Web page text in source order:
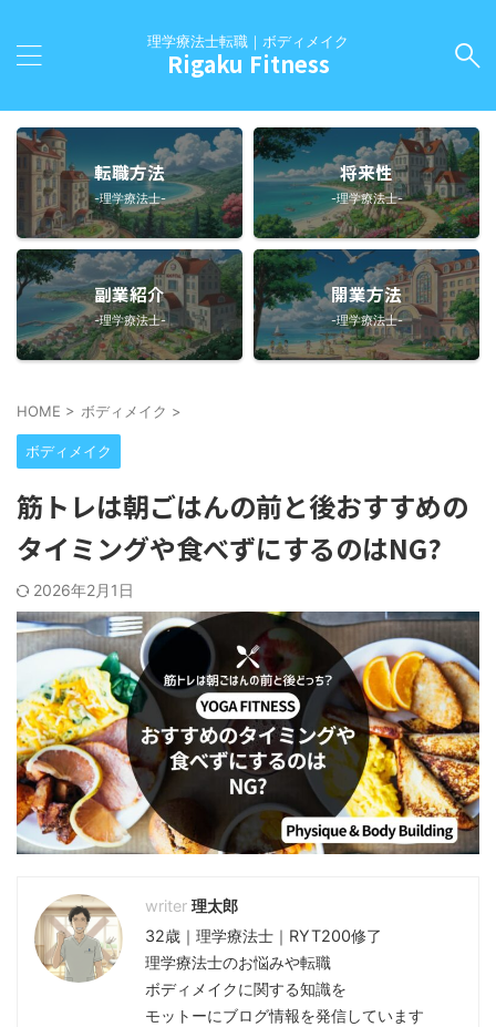
理学療法士転職｜ボディメイク
Rigaku Fitness
転職方法
-理学療法士-
将来性
-理学療法士-
副業紹介
-理学療法士-
開業方法
-理学療法士-
HOME > ボディメイク >
ボディメイク
筋トレは朝ごはんの前と後おすすめの
タイミングや食べずにするのはNG?
2026年2月1日
理太郎
32歳｜理学療法士｜RYT200修了
理学療法士のお悩みや転職
ボディメイクに関する知識を
モットーにブログ情報を発信しています